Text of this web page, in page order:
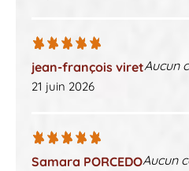
jean-françois viret
21 juin 2026
Aucun
Samara PORCEDOAucun